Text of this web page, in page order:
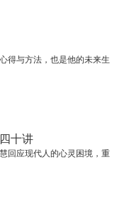
启示
技术都是生产要
只是生产工具。在
由。他们想要那些
的收入和商品。但
且他们也无从知
纯的 “利润”，只有
报”，只有 “风险和
有约束，它意味着
得与方法，也是他的未来生
十讲
回应现代人的心灵困境，重